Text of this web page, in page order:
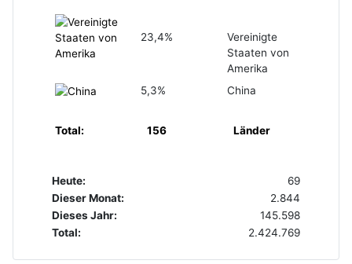
23,4%
Vereinigte
Staaten von
Amerika
5,3%
China
Total: 156 Länder
Heute:
69
Dieser Monat:
2.844
Dieses Jahr:
145.598
Total:
2.424.769